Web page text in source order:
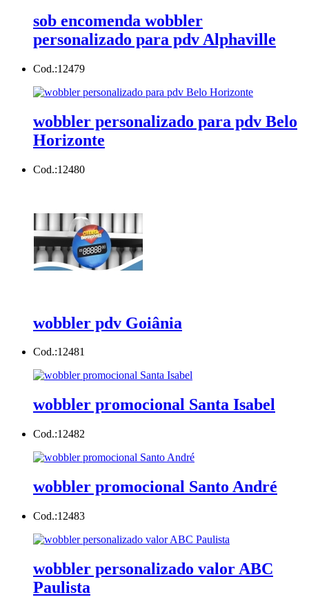
sob encomenda wobbler
personalizado para pdv Alphaville
Cod.:12479
wobbler personalizado para pdv Belo
Horizonte
Cod.:12480
wobbler pdv Goiânia
Cod.:12481
wobbler promocional Santa Isabel
Cod.:12482
wobbler promocional Santo André
Cod.:12483
wobbler personalizado valor ABC
Paulista